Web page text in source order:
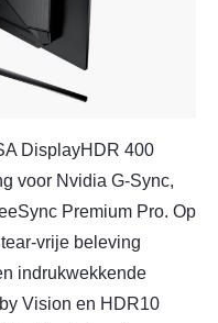
DisplayHDR 400
voor Nvidia G-Sync,
Premium Pro. Op
vrije beleving
indrukwekkende
Vision en HDR10